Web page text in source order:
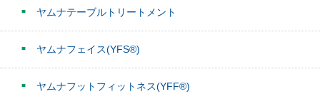
ヤムナテーブルトリートメント
ヤムナフェイス(YFS®)
ヤムナフットフィットネス(YFF®)